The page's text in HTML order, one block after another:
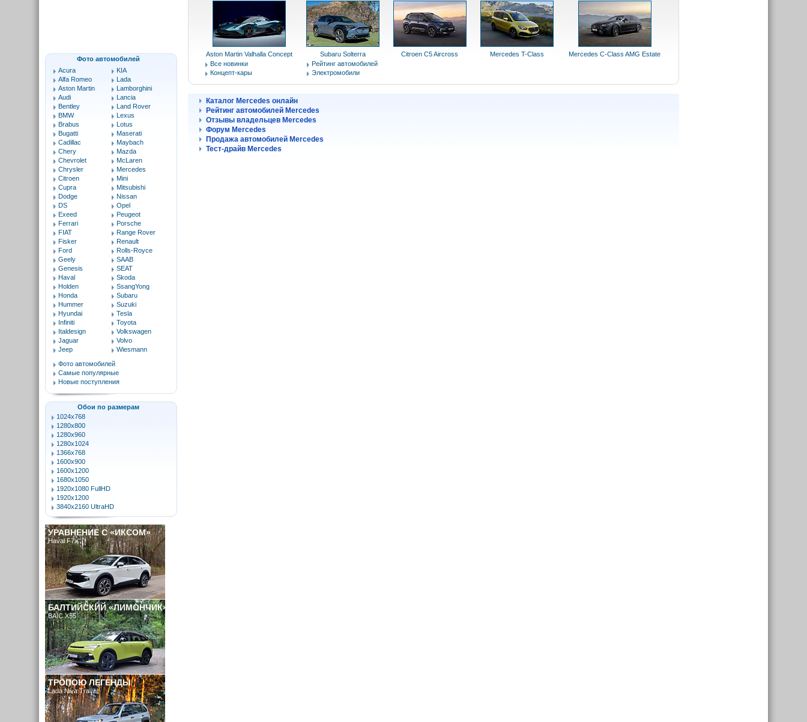
Фото автомобилей
Acura
Alfa Romeo
Aston Martin
Audi
Bentley
BMW
Brabus
Bugatti
Cadillac
Chery
Chevrolet
Chrysler
Citroen
Cupra
Dodge
DS
Exeed
Ferrari
FIAT
Fisker
Ford
Geely
Genesis
Haval
Holden
Honda
Hummer
Hyundai
Infiniti
Italdesign
Jaguar
Jeep
KIA
Lada
Lamborghini
Lancia
Land Rover
Lexus
Lotus
Maserati
Maybach
Mazda
McLaren
Mercedes
Mini
Mitsubishi
Nissan
Opel
Peugeot
Porsche
Range Rover
Renault
Rolls-Royce
SAAB
SEAT
Skoda
SsangYong
Subaru
Suzuki
Tesla
Toyota
Volkswagen
Volvo
Wiesmann
Фото автомобилей
Самые популярные
Новые поступления
Обои по размерам
1024x768
1280x800
1280x960
1280x1024
1366x768
1600x900
1600x1200
1680x1050
1920x1080 FullHD
1920x1200
3840x2160 UltraHD
УРАВНЕНИЕ С «ИКСОМ»
Haval F7x
БАЛТИЙСКИЙ «ЛИМОНЧИК»
BAIC X55
ТРОПОЮ ЛЕГЕНДЫ
Lada Niva Travel
Aston Martin Valhalla Concept Subaru Solterra Citroen C5 Aircross Mercedes T-Class
Mercedes C-Class AMG Estate
Все новинки
Концепт-кары
Рейтинг автомобилей
Электромобили
Каталог Mercedes онлайн
Рейтинг автомобилей Mercedes
Отзывы владельцев Mercedes
Форум Mercedes
Продажа автомобилей Mercedes
Тест-драйв Mercedes